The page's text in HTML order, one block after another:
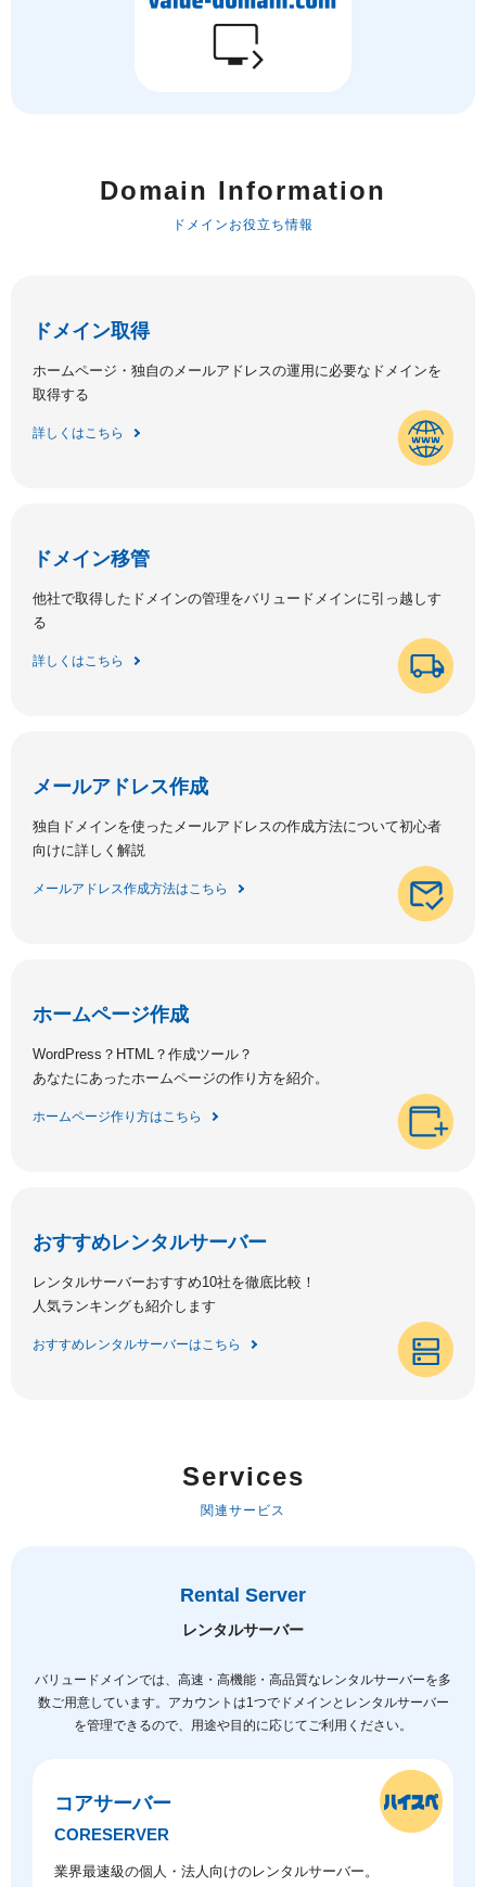
Domain Information
ドメインお役立ち情報
ドメイン取得
ホームページ・独自のメールアドレスの運用に必要なドメインを
取得する
詳しくはこちら
ドメイン移管
他社で取得したドメインの管理をバリュードメインに引っ越しす
る
詳しくはこちら
メールアドレス作成
独自ドメインを使ったメールアドレスの作成方法について初心者
向けに詳しく解説
メールアドレス作成方法はこちら
ホームページ作成
WordPress？HTML？作成ツール？
あなたにあったホームページの作り方を紹介。
ホームページ作り方はこちら
おすすめレンタルサーバー
レンタルサーバーおすすめ10社を徹底比較！
人気ランキングも紹介します
おすすめレンタルサーバーはこちら
Services
関連サービス
Rental Server
レンタルサーバー
バリュードメインでは、高速・高機能・高品質なレンタルサーバーを多
数ご用意しています。
アカウントは1つでドメインとレンタルサーバー
を管理できるので、用途や目的に応じてご利用ください。
コアサーバー
CORESERVER
業界最速級の個人・法人向けのレンタルサーバー。